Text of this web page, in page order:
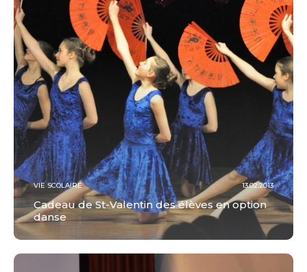
VIE SCOLAIRE 13.02.2013
Cadeau de St-Valentin des élèves en option
danse